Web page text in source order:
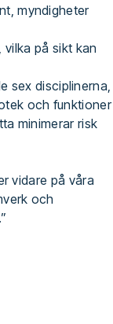
myndigheter
på sikt kan
sex disciplinerna,
och funktioner
minimerar risk
vidare på våra
och